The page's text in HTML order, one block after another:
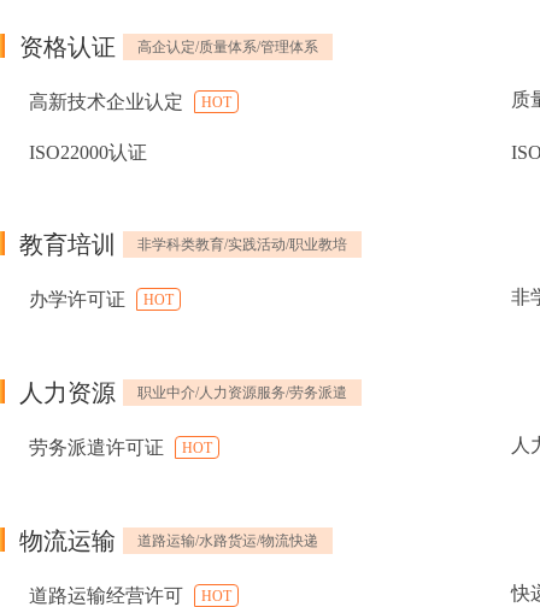
资格认证 高企认定/质量体系/管理体系
高新技术企业认定 HOT 质
ISO22000认证
教育培训 非学科类教育/实践活动/职业教培
办学许可证 HOT 非
人力资源 职业中介/人力资源服务/劳务派遣
劳务派遣许可证 HOT 人
物流运输 道路运输/水路货运/物流快递
道路运输经营许可 HOT 快